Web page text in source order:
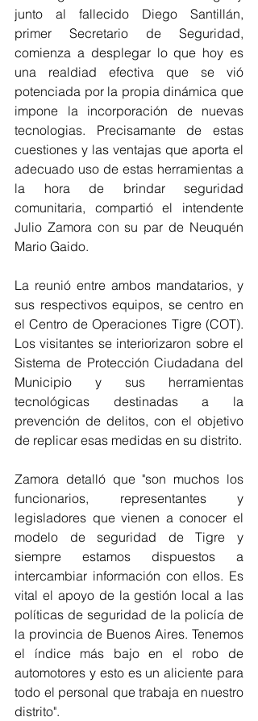
junto al fallecido Diego Santillán,
primer Secretario de Seguridad,
comienza a desplegar lo que hoy es
una realdiad efectiva que se vió
potenciada por la propia dinámica que
impone la incorporación de nuevas
tecnologias. Precisamante de estas
cuestiones y las ventajas que aporta el
adecuado uso de estas herramientas a
la hora de brindar seguridad
comunitaria, compartió el intendente
Julio Zamora con su par de Neuquén
Mario Gaido.
La reunió entre ambos mandatarios, y
sus respectivos equipos, se centro en
el Centro de Operaciones Tigre (COT).
Los visitantes se interiorizaron sobre el
Sistema de Protección Ciudadana del
Municipio y sus herramientas
tecnológicas destinadas a la
prevención de delitos, con el objetivo
de replicar esas medidas en su distrito.
Zamora detalló que "son muchos los
funcionarios, representantes y
legisladores que vienen a conocer el
modelo de seguridad de Tigre y
siempre estamos dispuestos a
intercambiar información con ellos. Es
vital el apoyo de la gestión local a las
políticas de seguridad de la policía de
la provincia de Buenos Aires. Tenemos
el índice más bajo en el robo de
automotores y esto es un aliciente para
todo el personal que trabaja en nuestro
distrito".